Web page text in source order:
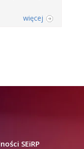
więcej
SEiRP